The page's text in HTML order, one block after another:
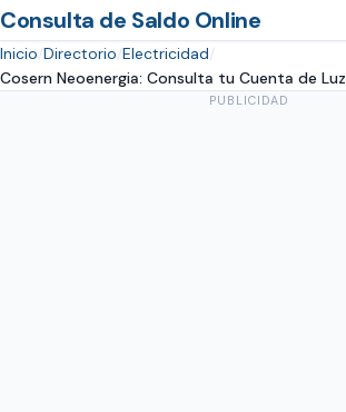
Consulta de Saldo Online
Inicio Directorio Electricidad
Cosern Neoenergia: Consulta tu Cuenta de Luz
PUBLICIDAD